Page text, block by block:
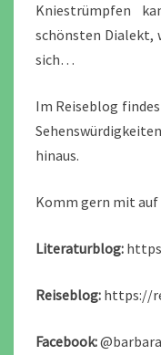
Kniestrümpfen
schönsten Dialekt,
sich…
Im Reiseblog
hinaus.
Komm gern mit auf
Literaturblog:
Reiseblog: https://
Facebook: